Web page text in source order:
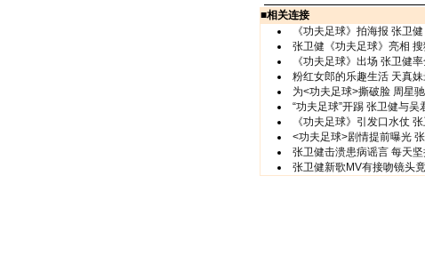
■相关连接
《功夫足球》拍海报 张卫
张卫健《功夫足球》亮相
《功夫足球》出场 张卫健
粉红女郎的乐趣生活 天真妹
为<功夫足球>撕破脸 周星
“功夫足球”开踢 张卫健与吴
《功夫足球》引发口水仗
<功夫足球>剧情提前曝光
张卫健击溃患病谣言 每天
张卫健新歌MV有接吻镜头